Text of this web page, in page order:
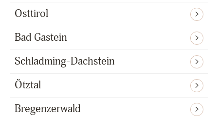
Osttirol
Bad Gastein
Schladming-Dachstein
Ötztal
Bregenzerwald